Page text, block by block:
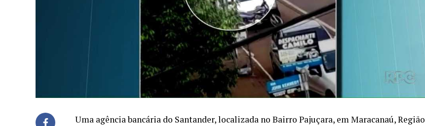
Uma agência bancária do Santander, localizada no Bairro Pajuçara, em Maracanaú, Região